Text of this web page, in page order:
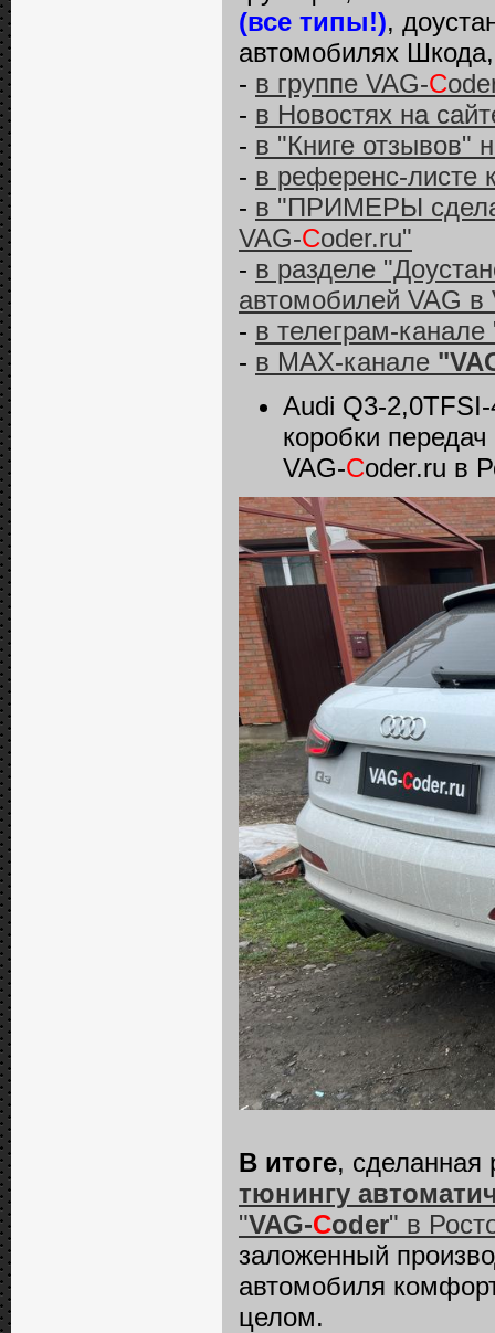
(все типы!),
автомобилях
- в группе VAG-C
- в Новостях на
- в "Книге отзывов"
- в референс-листе
- в "ПРИМЕРЫ
VAG-Coder.ru"
- в разделе
автомобилей VAG в
- в телеграм-канале
- в MAX-канале
Audi Q3-
коробки передач
VAG-Coder.ru в
В итоге, сделанная
тюнингу
"VAG-Coder" в
заложенный
автомобиля
целом.